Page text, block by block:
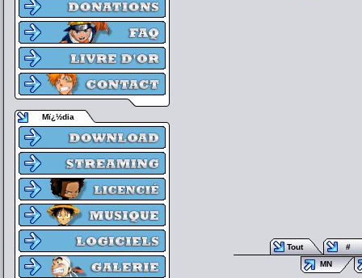
Mï¿½dia
Tout
#
MN